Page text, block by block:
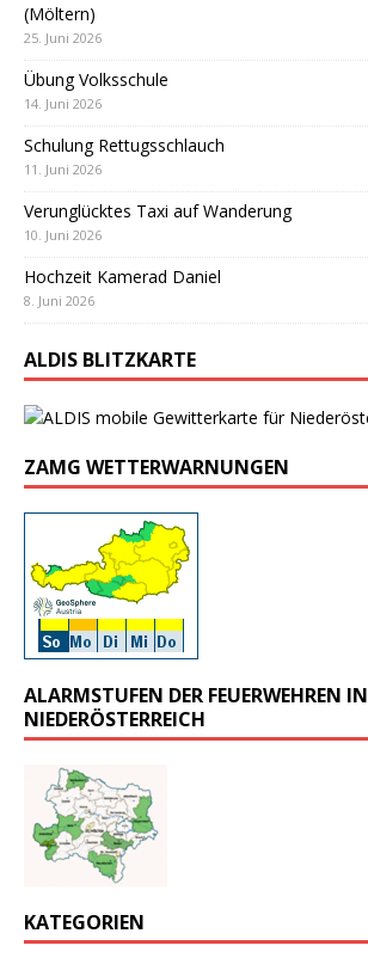
(Möltern)
25. Juni 2026
Übung Volksschule
14. Juni 2026
Schulung Rettugsschlauch
11. Juni 2026
Verunglücktes Taxi auf Wanderung
10. Juni 2026
Hochzeit Kamerad Daniel
8. Juni 2026
ALDIS BLITZKARTE
ZAMG WETTERWARNUNGEN
ALARMSTUFEN DER FEUERWEHREN IN
NIEDERÖSTERREICH
KATEGORIEN